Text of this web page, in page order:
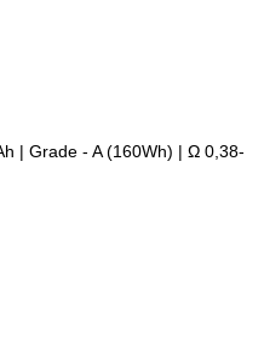
| Grade - A (160Wh) | Ω 0,38-